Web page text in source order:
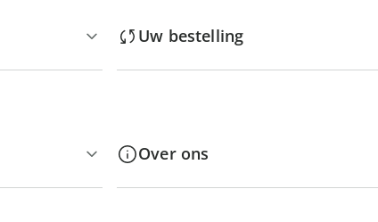
Uw bestelling
Over ons